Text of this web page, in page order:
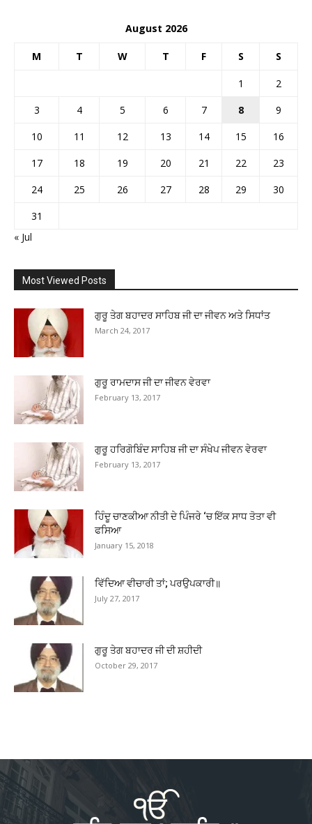
August 2026
M T W T F S S
1
2
3
4 5 6 7 8
9
10
11 12 13 14 15
16
17
18 19 20 21 22
23
24
25 26 27 28 29
30
31
« Jul
Most Viewed Posts
ਗੁਰੂ ਤੇਗ ਬਹਾਦਰ ਸਾਹਿਬ ਜੀ ਦਾ ਜੀਵਨ ਅਤੇ ਸਿਧਾਂਤ
March 24, 2017
ਗੁਰੂ ਰਾਮਦਾਸ ਜੀ ਦਾ ਜੀਵਨ ਵੇਰਵਾ
February 13, 2017
ਗੁਰੂ ਹਰਿਗੋਬਿੰਦ ਸਾਹਿਬ ਜੀ ਦਾ ਸੰਖੇਪ ਜੀਵਨ ਵੇਰਵਾ
February 13, 2017
ਹਿੰਦੂ ਚਾਣਕੀਆ ਨੀਤੀ ਦੇ ਪਿੰਜਰੇ ‘ਚ ਇੱਕ ਸਾਧ ਤੋਤਾ ਵੀ
ਫਸਿਆ
January 15, 2018
ਵਿੱਦਿਆ ਵੀਚਾਰੀ ਤਾਂ; ਪਰਉਪਕਾਰੀ॥
July 27, 2017
ਗੁਰੂ ਤੇਗ ਬਹਾਦਰ ਜੀ ਦੀ ਸ਼ਹੀਦੀ
October 29, 2017